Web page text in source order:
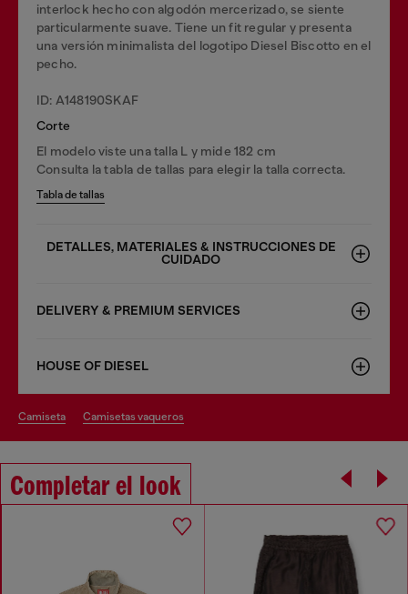
interlock hecho con algodón mercerizado, se siente
particularmente suave. Tiene un fit regular y presenta
una versión minimalista del logotipo Diesel Biscotto en el
pecho.
ID: A148190SKAF
Corte
El modelo viste una talla L y mide 182 cm
Consulta la tabla de tallas para elegir la talla correcta.
Tabla de tallas
DETALLES, MATERIALES & INSTRUCCIONES DE
CUIDADO
DELIVERY & PREMIUM SERVICES
HOUSE OF DIESEL
camiseta camisetas vaqueros
Completar el look